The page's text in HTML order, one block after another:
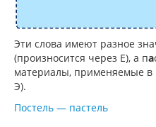
Эти слова имеют разное
(произносится через Е), а па
материалы, применяемые в
Э).
Постель — пастель